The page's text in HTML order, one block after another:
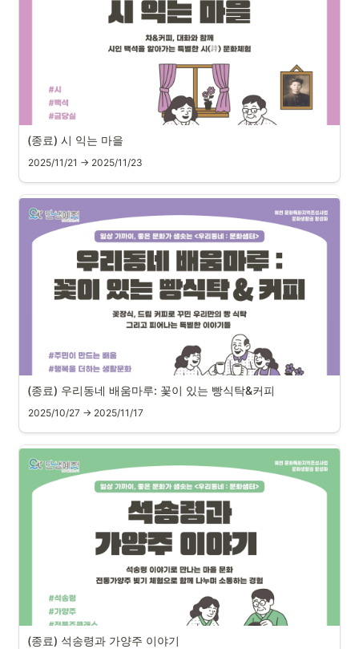
(종료) 시 익는 마을
2025/11/21 → 2025/11/23
(종료) 우리동네 배움마루: 꽃이 있는 빵식탁&커피
2025/10/27 → 2025/11/17
(종료) 석송령과 가양주 이야기